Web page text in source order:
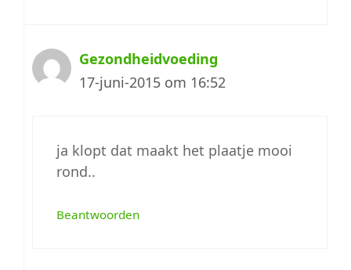
Gezondheidvoeding
17-juni-2015 om 16:52
ja klopt dat maakt het plaatje mooi
rond..
Beantwoorden